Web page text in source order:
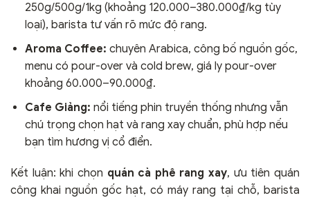
250g/500g/1kg (khoảng 120.000–380.000₫/kg tùy
loại), barista tư vấn rõ mức độ rang.
Aroma Coffee: chuyên Arabica, công bố nguồn gốc,
menu có pour-over và cold brew, giá ly pour-over
khoảng 60.000–90.000₫.
Cafe Giảng: nổi tiếng phin truyền thống nhưng vẫn
chú trọng chọn hạt và rang xay chuẩn, phù hợp nếu
bạn tìm hương vị cổ điển.
Kết luận: khi chọn quán cà phê rang xay, ưu tiên quán
công khai nguồn gốc hạt, có máy rang tại chỗ, barista